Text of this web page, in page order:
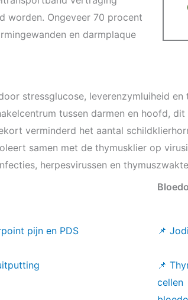
worden. Ongeveer 70 procent
en darmplaque
stressglucose, leverenzymluiheid
tussen darmen en hoofd,
verminderd het aantal
samen met de thymusklier op
herpesvirussen en thymuszwakte
pijn en PDS 📌
📌
cellen